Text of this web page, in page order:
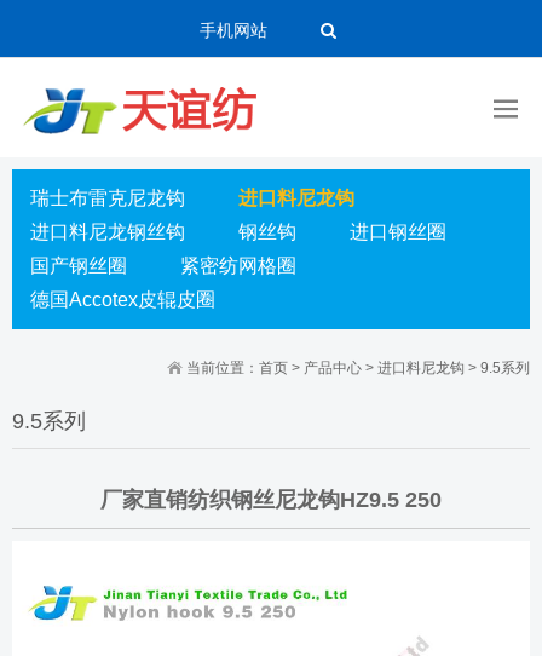
手机网站
瑞士布雷克尼龙钩
进口料尼龙钩
进口料尼龙钢丝钩
钢丝钩
进口钢丝圈
国产钢丝圈
紧密纺网格圈
德国Accotex皮辊皮圈
当前位置： 首页 > 产品中心 > 进口料尼龙钩 > 9.5系列
9.5系列
厂家直销纺织钢丝尼龙钩HZ9.5 250